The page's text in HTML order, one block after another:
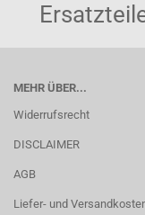
MEHR ÜBER...
Widerrufsrecht
DISCLAIMER
AGB
Liefer- und